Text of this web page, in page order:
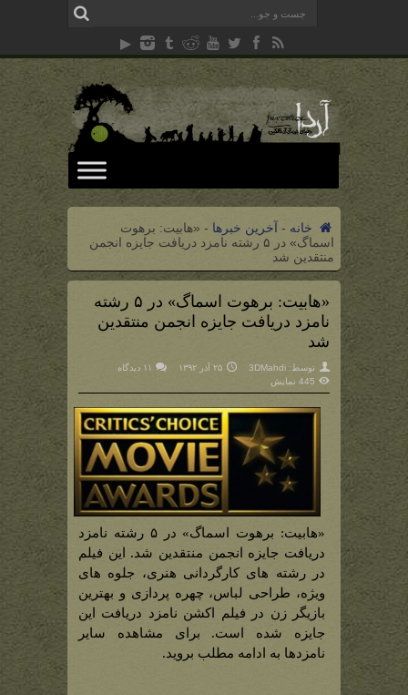
خانه - آخرین خبرها - «هابیت: برهوت
اسماگ» در ۵ رشته نامزد دریافت جایزه انجمن
منتقدین شد
«هابیت: برهوت اسماگ» در ۵ رشته
نامزد دریافت جایزه انجمن منتقدین
شد
توسط: 3DMahdi ۲۵ آذر ۱۳۹۲
۱۱ دیدگاه
445 نمایش
«هابیت: برهوت اسماگ» در ۵ رشته نامزد
دریافت جایزه انجمن منتقدین شد. این فیلم
در رشته های کارگردانی هنری، جلوه های
ویژه، طراحی لباس، چهره پردازی و بهترین
بازیگر زن در فیلم اکشن نامزد دریافت این
جایزه شده است. برای مشاهده سایر
نامزدها به ادامه مطلب بروید.